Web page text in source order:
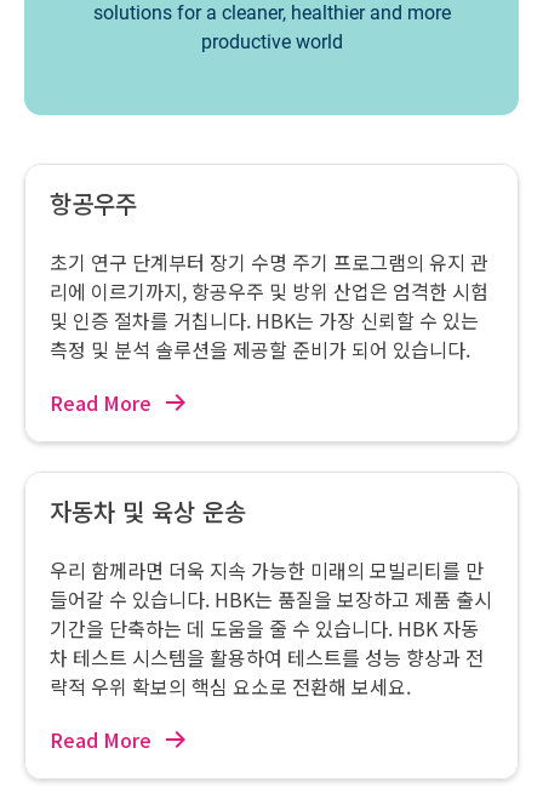
solutions for a cleaner, healthier and more
productive world
항공우주
초기 연구 단계부터 장기 수명 주기 프로그램의 유지 관
리에 이르기까지, 항공우주 및 방위 산업은 엄격한 시험
및 인증 절차를 거칩니다. HBK는 가장 신뢰할 수 있는
측정 및 분석 솔루션을 제공할 준비가 되어 있습니다.
Read More
자동차 및 육상 운송
우리 함께라면 더욱 지속 가능한 미래의 모빌리티를 만
들어갈 수 있습니다. HBK는 품질을 보장하고 제품 출시
기간을 단축하는 데 도움을 줄 수 있습니다. HBK 자동
차 테스트 시스템을 활용하여 테스트를 성능 향상과 전
략적 우위 확보의 핵심 요소로 전환해 보세요.
Read More